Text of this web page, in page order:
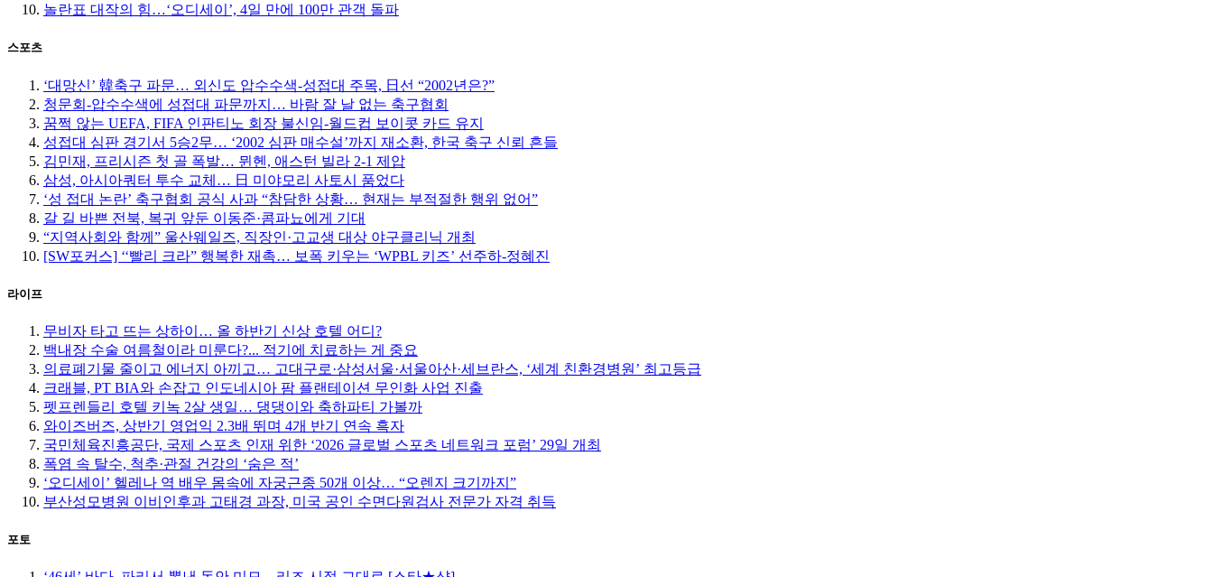
놀란표 대작의 힘…‘오디세이’, 4일 만에 100만 관객 돌파
스포츠
‘대망신’ 韓축구 파문… 외신도 압수수색-성접대 주목, 日선 “2002년은?”
청문회-압수수색에 성접대 파문까지… 바람 잘 날 없는 축구협회
꿈쩍 않는 UEFA, FIFA 인판티노 회장 불신임-월드컵 보이콧 카드 유지
성접대 심판 경기서 5승2무… ‘2002 심판 매수설’까지 재소환, 한국 축구 신뢰 흔들
김민재, 프리시즌 첫 골 폭발… 뮌헨, 애스턴 빌라 2-1 제압
삼성, 아시아쿼터 투수 교체… 日 미야모리 사토시 품었다
‘성 접대 논란’ 축구협회 공식 사과 “참담한 상황… 현재는 부적절한 행위 없어”
갈 길 바쁜 전북, 복귀 앞둔 이동준·콤파뇨에게 기대
“지역사회와 함께” 울산웨일즈, 직장인·고교생 대상 야구클리닉 개최
[SW포커스] ‘‘빨리 크라” 행복한 재촉… 보폭 키우는 ‘WPBL 키즈’ 선주하-정혜진
라이프
무비자 타고 뜨는 상하이… 올 하반기 신상 호텔 어디?
백내장 수술 여름철이라 미룬다?... 적기에 치료하는 게 중요
의료폐기물 줄이고 에너지 아끼고… 고대구로·삼성서울·서울아산·세브란스, ‘세계 친환경병원’ 최고등급
크래블, PT BIA와 손잡고 인도네시아 팜 플랜테이션 무인화 사업 진출
펫프렌들리 호텔 키녹 2살 생일… 댕댕이와 축하파티 가볼까
와이즈버즈, 상반기 영업익 2.3배 뛰며 4개 반기 연속 흑자
국민체육진흥공단, 국제 스포츠 인재 위한 ‘2026 글로벌 스포츠 네트워크 포럼’ 29일 개최
폭염 속 탈수, 척추·관절 건강의 ‘숨은 적’
‘오디세이’ 헬레나 역 배우 몸속에 자궁근종 50개 이상… “오렌지 크기까지”
부산성모병원 이비인후과 고태경 과장, 미국 공인 수면다원검사 전문가 자격 취득
포토